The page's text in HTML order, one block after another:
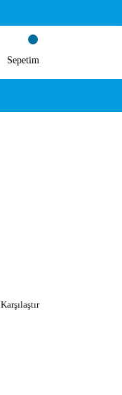
Sepetim
Karşılaştır